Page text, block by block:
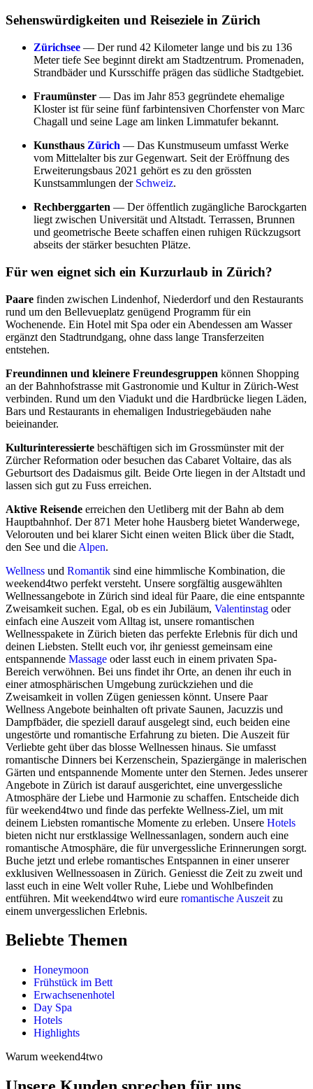
Sehenswürdigkeiten und Reiseziele in Zürich
Zürichsee — Der rund 42 Kilometer lange und bis zu 136
Meter tiefe See beginnt direkt am Stadtzentrum. Promenaden,
Strandbäder und Kursschiffe prägen das südliche Stadtgebiet.
Fraumünster — Das im Jahr 853 gegründete ehemalige
Kloster ist für seine fünf farbintensiven Chorfenster von Marc
Chagall und seine Lage am linken Limmatufer bekannt.
Kunsthaus Zürich — Das Kunstmuseum umfasst Werke
vom Mittelalter bis zur Gegenwart. Seit der Eröffnung des
Erweiterungsbaus 2021 gehört es zu den grössten
Kunstsammlungen der Schweiz.
Rechberggarten — Der öffentlich zugängliche Barockgarten
liegt zwischen Universität und Altstadt. Terrassen, Brunnen
und geometrische Beete schaffen einen ruhigen Rückzugsort
abseits der stärker besuchten Plätze.
Für wen eignet sich ein Kurzurlaub in Zürich?
Paare finden zwischen Lindenhof, Niederdorf und den Restaurants
rund um den Bellevueplatz genügend Programm für ein
Wochenende. Ein Hotel mit Spa oder ein Abendessen am Wasser
ergänzt den Stadtrundgang, ohne dass lange Transferzeiten
entstehen.
Freundinnen und kleinere Freundesgruppen können Shopping
an der Bahnhofstrasse mit Gastronomie und Kultur in Zürich-West
verbinden. Rund um den Viadukt und die Hardbrücke liegen Läden,
Bars und Restaurants in ehemaligen Industriegebäuden nahe
beieinander.
Kulturinteressierte beschäftigen sich im Grossmünster mit der
Zürcher Reformation oder besuchen das Cabaret Voltaire, das als
Geburtsort des Dadaismus gilt. Beide Orte liegen in der Altstadt und
lassen sich gut zu Fuss erreichen.
Aktive Reisende erreichen den Uetliberg mit der Bahn ab dem
Hauptbahnhof. Der 871 Meter hohe Hausberg bietet Wanderwege,
Velorouten und bei klarer Sicht einen weiten Blick über die Stadt,
den See und die Alpen.
Wellness und Romantik sind eine himmlische Kombination, die
weekend4two perfekt versteht. Unsere sorgfältig ausgewählten
Wellnessangebote in Zürich sind ideal für Paare, die eine entspannte
Zweisamkeit suchen. Egal, ob es ein Jubiläum, Valentinstag oder
einfach eine Auszeit vom Alltag ist, unsere romantischen
Wellnesspakete in Zürich bieten das perfekte Erlebnis für dich und
deinen Liebsten. Stellt euch vor, ihr geniesst gemeinsam eine
entspannende Massage oder lasst euch in einem privaten Spa-
Bereich verwöhnen. Bei uns findet ihr Orte, an denen ihr euch in
einer atmosphärischen Umgebung zurückziehen und die
Zweisamkeit in vollen Zügen geniessen könnt. Unsere Paar
Wellness Angebote beinhalten oft private Saunen, Jacuzzis und
Dampfbäder, die speziell darauf ausgelegt sind, euch beiden eine
ungestörte und romantische Erfahrung zu bieten. Die Auszeit für
Verliebte geht über das blosse Wellnessen hinaus. Sie umfasst
romantische Dinners bei Kerzenschein, Spaziergänge in malerischen
Gärten und entspannende Momente unter den Sternen. Jedes unserer
Angebote in Zürich ist darauf ausgerichtet, eine unvergessliche
Atmosphäre der Liebe und Harmonie zu schaffen. Entscheide dich
für weekend4two und finde das perfekte Wellness-Ziel, um mit
deinem Liebsten romantische Momente zu erleben. Unsere Hotels
bieten nicht nur erstklassige Wellnessanlagen, sondern auch eine
romantische Atmosphäre, die für unvergessliche Erinnerungen sorgt.
Buche jetzt und erlebe romantisches Entspannen in einer unserer
exklusiven Wellnessoasen in Zürich. Geniesst die Zeit zu zweit und
lasst euch in eine Welt voller Ruhe, Liebe und Wohlbefinden
entführen. Mit weekend4two wird eure romantische Auszeit zu
einem unvergesslichen Erlebnis.
Beliebte Themen
Honeymoon
Frühstück im Bett
Erwachsenenhotel
Day Spa
Hotels
Highlights
Warum weekend4two